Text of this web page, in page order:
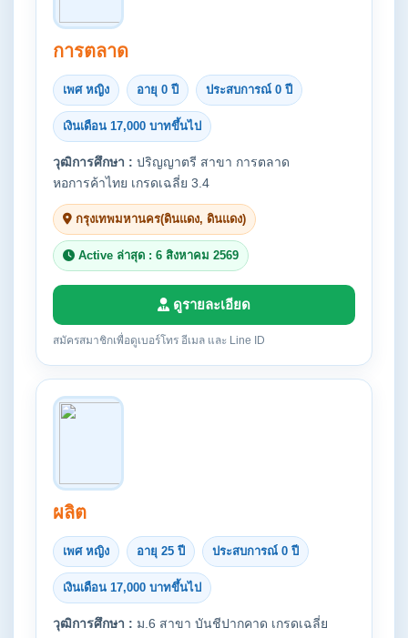
การตลาด
เพศ หญิง อายุ 0 ปี ประสบการณ์ 0 ปี
เงินเดือน 17,000 บาทขึ้นไป
วุฒิการศึกษา : ปริญญาตรี สาขา การตลาด
หอการค้าไทย เกรดเฉลี่ย 3.4
กรุงเทพมหานคร(ดินแดง, ดินแดง)
Active ล่าสุด : 6 สิงหาคม 2569
ดูรายละเอียด
สมัครสมาชิกเพื่อดูเบอร์โทร อีเมล และ Line ID
ผลิต
เพศ หญิง อายุ 25 ปี ประสบการณ์ 0 ปี
เงินเดือน 17,000 บาทขึ้นไป
วุฒิการศึกษา : ม.6 สาขา บันชีปากคาด เกรดเฉลี่ย